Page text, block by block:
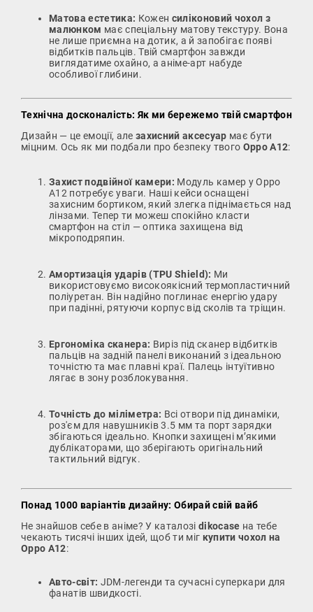
Матова естетика: Кожен силіконовий чохол з
малюнком має спеціальну матову текстуру. Вона
не лише приємна на дотик, а й запобігає появі
відбитків пальців. Твій смартфон завжди
виглядатиме охайно, а аніме-арт набуде
особливої глибини.
Технічна досконалість: Як ми бережемо твій смартфон
Дизайн — це емоції, але захисний аксесуар має бути
міцним. Ось як ми подбали про безпеку твого Oppo A12:
Захист подвійної камери: Модуль камер у Oppo
A12 потребує уваги. Наші кейси оснащені
захисним бортиком, який злегка піднімається над
лінзами. Тепер ти можеш спокійно класти
смартфон на стіл — оптика захищена від
мікроподряпин.
Амортизація ударів (TPU Shield): Ми
використовуємо високоякісний термопластичний
поліуретан. Він надійно поглинає енергію удару
при падінні, рятуючи корпус від сколів та тріщин.
Ергономіка сканера: Виріз під сканер відбитків
пальців на задній панелі виконаний з ідеальною
точністю та має плавні краї. Палець інтуїтивно
лягає в зону розблокування.
Точність до міліметра: Всі отвори під динаміки,
роз'єм для навушників 3.5 мм та порт зарядки
збігаються ідеально. Кнопки захищені м’якими
дублікаторами, що зберігають оригінальний
тактильний відгук.
Понад 1000 варіантів дизайну: Обирай свій вайб
Не знайшов себе в аніме? У каталозі dikocase на тебе
чекають тисячі інших ідей, щоб ти міг купити чохол на
Oppo A12:
Авто-світ: JDM-легенди та сучасні суперкари для
фанатів швидкості.